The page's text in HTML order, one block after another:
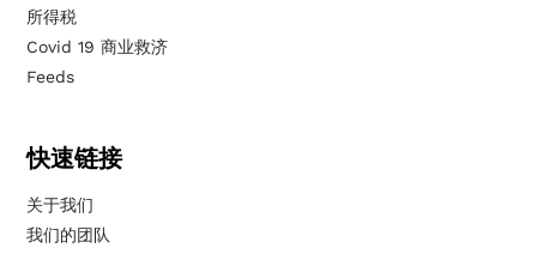
所得税
Covid 19 商业救济
Feeds
快速链接
关于我们
我们的团队